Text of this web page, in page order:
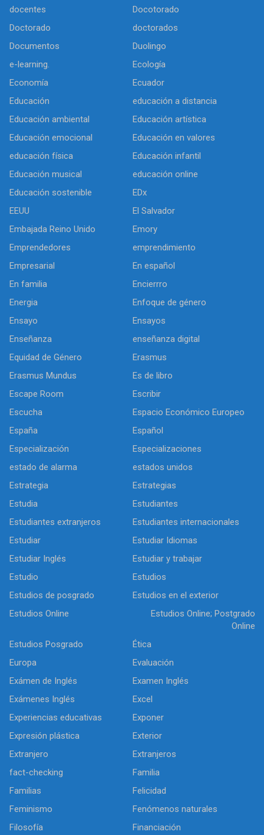
docentes
Docotorado
Doctorado
doctorados
Documentos
Duolingo
e-learning.
Ecología
Economía
Ecuador
Educación
educación a distancia
Educación ambiental
Educación artística
Educación emocional
Educación en valores
educación física
Educación infantil
Educación musical
educación online
Educación sostenible
EDx
EEUU
El Salvador
Embajada Reino Unido
Emory
Emprendedores
emprendimiento
Empresarial
En español
En familia
Encierrro
Energia
Enfoque de género
Ensayo
Ensayos
Enseñanza
enseñanza digital
Equidad de Género
Erasmus
Erasmus Mundus
Es de libro
Escape Room
Escribir
Escucha
Espacio Económico Europeo
España
Español
Especialización
Especializaciones
estado de alarma
estados unidos
Estrategia
Estrategias
Estudia
Estudiantes
Estudiantes extranjeros
Estudiantes internacionales
Estudiar
Estudiar Idiomas
Estudiar Inglés
Estudiar y trabajar
Estudio
Estudios
Estudios de posgrado
Estudios en el exterior
Estudios Online
Estudios Online; Postgrado
Online
Estudios Posgrado
Ética
Europa
Evaluación
Exámen de Inglés
Examen Inglés
Exámenes Inglés
Excel
Experiencias educativas
Exponer
Expresión plástica
Exterior
Extranjero
Extranjeros
fact-checking
Familia
Familias
Felicidad
Feminismo
Fenómenos naturales
Filosofía
Financiación